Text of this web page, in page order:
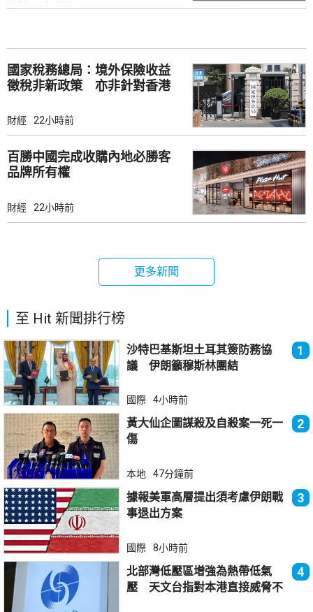
國家稅務總局：境外保險收益
徵稅非新政策 亦非針對香港
財經 22小時前
百勝中國完成收購內地必勝客
品牌所有權
財經 22小時前
更多新聞
至 Hit 新聞排行榜
沙特巴基斯坦土耳其簽防務協
議 伊朗籲穆斯林團結
1
國際 4小時前
黃大仙企圖謀殺及自殺案一死一
傷
2
本地 47分鐘前
據報美軍高層提出須考慮伊朗戰
事退出方案
3
國際 8小時前
北部灣低壓區增強為熱帶低氣
壓 天文台指對本港直接威脅不
4